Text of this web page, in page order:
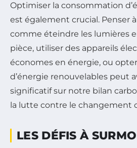
Optimiser la consommation
est également crucial. Penser
comme éteindre les lumières
pièce, utiliser des appareils
économes en énergie, ou
d’énergie renouvelables peut
significatif sur notre bilan
la lutte contre le changement
LES DÉFIS À